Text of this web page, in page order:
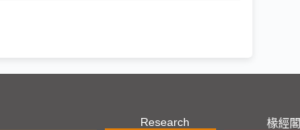
Research 椽經閣